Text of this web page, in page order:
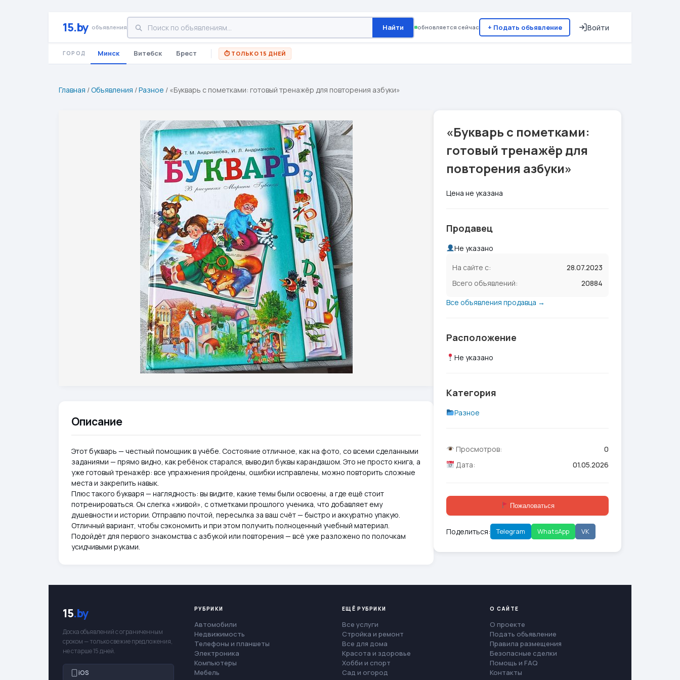
15.by объявления Найти обновляется сейчас + Подать объявление Войти
ГОРОД Минск Витебск Брест ⏱ ТОЛЬКО 15 ДНЕЙ
Главная /Объявления /Разное / «Букварь с пометками: готовый тренажёр для повторения азбуки»
Описание
Этот букварь — честный помощник в учёбе. Состояние отличное, как на фото, со всеми сделанными
заданиями — прямо видно, как ребёнок старался, выводил буквы карандашом. Это не просто книга, а
уже готовый тренажёр: все упражнения пройдены, ошибки исправлены, можно повторить сложные
места и закрепить навык.
Плюс такого букваря — наглядность: вы видите, какие темы были освоены, а где ещё стоит
потренироваться. Он слегка «живой», с отметками прошлого ученика, что добавляет ему
душевности и истории. Отправлю почтой, пересылка за ваш счёт — быстро и аккуратно упакую.
Отличный вариант, чтобы сэкономить и при этом получить полноценный учебный материал.
Подойдёт для первого знакомства с азбукой или повторения — всё уже разложено по полочкам
усидчивыми руками.
«Букварь с пометками:
готовый тренажёр для
повторения азбуки»
Цена не указана
Продавец
Не указано
На сайте с:
28.07.2023
Всего объявлений:
20884
Все объявления продавца →
Расположение
Не указано
Категория
Разное
Просмотров:
0
Дата:
01.05.2026
Пожаловаться
Поделиться: Telegram WhatsApp VK
15.by
Доска объявлений с ограниченным
сроком — только свежие предложения,
не старше 15 дней.
iOS
РУБРИКИ
Автомобили
Недвижимость
Телефоны и планшеты
Электроника
Компьютеры
Мебель
ЕЩЁ РУБРИКИ
Все услуги
Стройка и ремонт
Все для дома
Красота и здоровье
Хобби и спорт
Сад и огород
О САЙТЕ
О проекте
Подать объявление
Правила размещения
Безопасные сделки
Помощь и FAQ
Контакты